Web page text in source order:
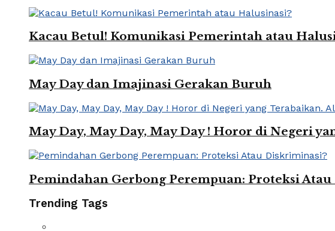
Kacau Betul! Komunikasi Pemerintah atau
May Day dan Imajinasi Gerakan Buruh
May Day, May Day, May Day ! Horor di Negeri
Pemindahan Gerbong Perempuan: Proteksi
Trending Tags